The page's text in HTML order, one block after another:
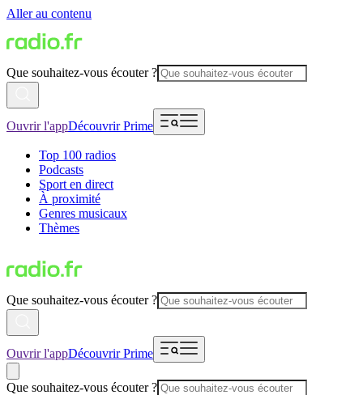
Aller au contenu
Que souhaitez-vous écouter ?
Ouvrir l'appDécouvrir Prime
Top 100 radios
Podcasts
Sport en direct
À proximité
Genres musicaux
Thèmes
Que souhaitez-vous écouter ?
Ouvrir l'appDécouvrir Prime
Que souhaitez-vous écouter ?